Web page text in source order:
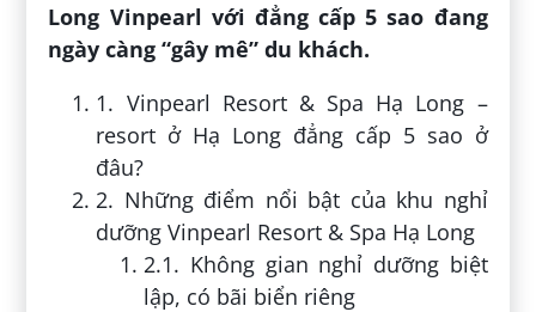
Long Vinpearl với đẳng cấp 5 sao đang
ngày càng “gây mê” du khách.
1. Vinpearl Resort & Spa Hạ Long –
resort ở Hạ Long đẳng cấp 5 sao ở
đâu?
2. Những điểm nổi bật của khu nghỉ
dưỡng Vinpearl Resort & Spa Hạ Long
2.1. Không gian nghỉ dưỡng biệt
lập, có bãi biển riêng